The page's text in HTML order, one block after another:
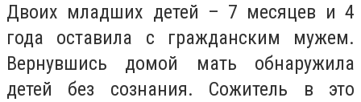
Двоих младших детей – 7 месяцев и 4
года оставила с гражданским мужем.
Вернувшись домой мать обнаружила
детей без сознания. Сожитель в это